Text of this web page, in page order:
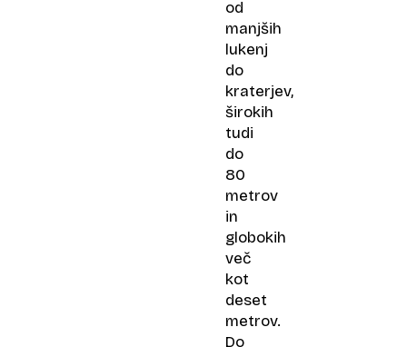
od
manjših
lukenj
do
kraterjev,
širokih
tudi
do
80
metrov
in
globokih
več
kot
deset
metrov.
Do